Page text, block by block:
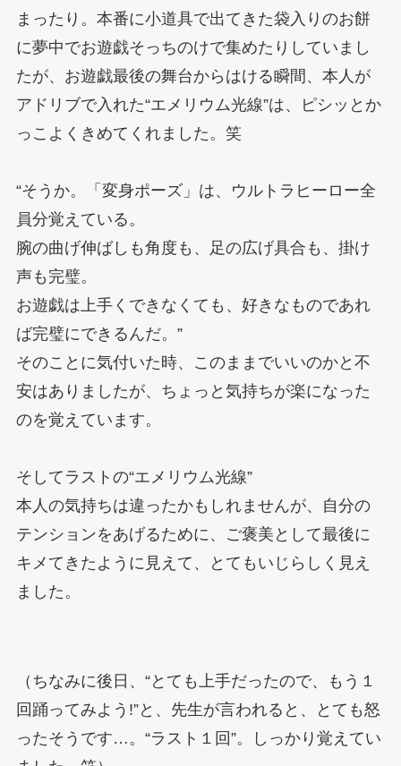
まったり。本番に小道具で出てきた袋入りのお餅
に夢中でお遊戯そっちのけで集めたりしていまし
たが、お遊戯最後の舞台からはける瞬間、本人が
アドリブで入れた“エメリウム光線”は、ピシッとか
っこよくきめてくれました。笑
“そうか。「変身ポーズ」は、ウルトラヒーロー全
員分覚えている。
腕の曲げ伸ばしも角度も、足の広げ具合も、掛け
声も完璧。
お遊戯は上手くできなくても、好きなものであれ
ば完璧にできるんだ。”
そのことに気付いた時、このままでいいのかと不
安はありましたが、ちょっと気持ちが楽になった
のを覚えています。
そしてラストの“エメリウム光線”
本人の気持ちは違ったかもしれませんが、自分の
テンションをあげるために、ご褒美として最後に
キメてきたように見えて、とてもいじらしく見え
ました。
（ちなみに後日、“とても上手だったので、もう１
回踊ってみよう!”と、先生が言われると、とても怒
ったそうです…。“ラスト１回”。しっかり覚えてい